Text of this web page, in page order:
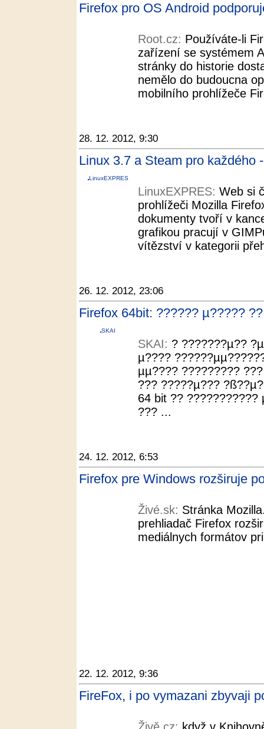
Firefox pro OS Android
Root.cz: Používáte-li
zařízení se systémem
stránky do historie
nemělo do budoucna
mobilního prohlížeče
28. 12. 2012, 9:30
Linux 3.7 a Steam pro každého
LinuxEXPRES
LinuxEXPRES: Web si
prohlížeči Mozilla
dokumenty tvoří v
grafikou pracují v
vítězství v kategorii
26. 12. 2012, 23:06
Firefox 64bit: ?????? µ?????
SKAI
SKAI: ? ???????µ??
µ????
µµ???? ?????????
??? ?????µ???
64 bit ?? ???????????
??? ...
24. 12. 2012, 6:53
Firefox pre Windows rozširuje
Živé.sk: Stránka
prehliadač Firefox
mediálnych formátov
22. 12. 2012, 9:36
FireFox, i po vymazani zbyvaji